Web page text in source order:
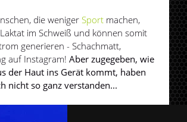
die weniger Sport machen,
im Schweiß und können somit
generieren - Schachmatt,
auf Instagram! Aber zugegeben, wie
der Haut ins Gerät kommt, haben
nicht so ganz verstanden...